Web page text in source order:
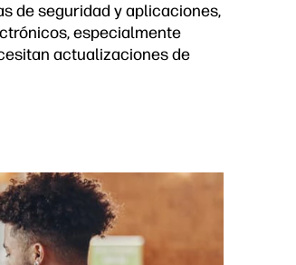
de seguridad y aplicaciones,
especialmente
actualizaciones de